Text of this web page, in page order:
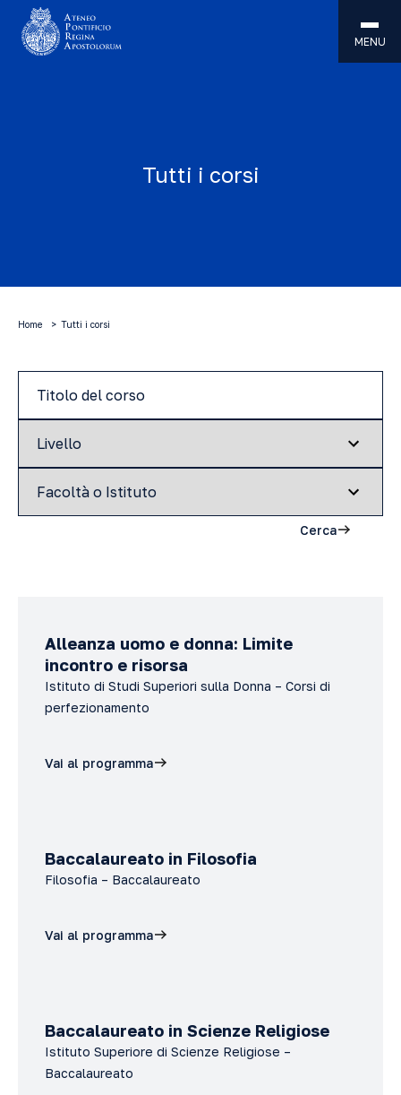
MENU
Tutti i corsi
Home Tutti i corsi
Cerca
Alleanza uomo e donna: Limite
incontro e risorsa
Istituto di Studi Superiori sulla Donna – Corsi di
perfezionamento
Vai al programma
Baccalaureato in Filosofia
Filosofia – Baccalaureato
Vai al programma
Baccalaureato in Scienze Religiose
Istituto Superiore di Scienze Religiose –
Baccalaureato